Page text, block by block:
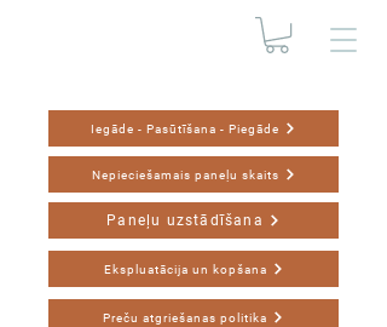
Iegāde - Pasūtīšana - Piegāde
Nepieciešamais paneļu skaits
Paneļu uzstādīšana
Ekspluatācija un kopšana
Preču atgriešanas politika